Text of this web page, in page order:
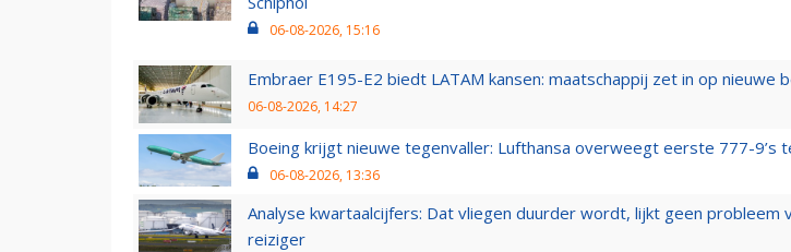
06-08-2026, 15:16
Embraer E195-E2 biedt LATAM kansen: maatschappij zet in op nieuwe
06-08-2026, 14:27
Boeing krijgt nieuwe tegenvaller: Lufthansa overweegt eerste 777-9’s
06-08-2026, 13:36
Analyse kwartaalcijfers: Dat vliegen duurder wordt, lijkt geen probleem
reiziger